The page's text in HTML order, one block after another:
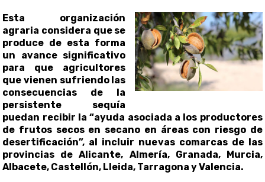
Esta organización
agraria considera que se
produce de esta forma
un avance significativo
para que agricultores
que vienen sufriendo las
consecuencias de la
persistente sequía
puedan recibir la “ayuda asociada a los productores
de frutos secos en secano en áreas con riesgo de
desertificación”, al incluir nuevas comarcas de las
provincias de Alicante, Almería, Granada, Murcia,
Albacete, Castellón, Lleida, Tarragona y Valencia.